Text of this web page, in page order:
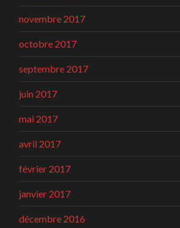
novembre 2017
octobre 2017
septembre 2017
juin 2017
mai 2017
avril 2017
février 2017
janvier 2017
décembre 2016